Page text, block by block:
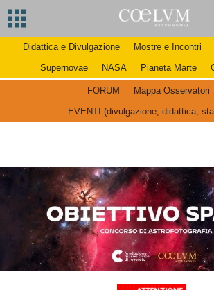
Didattica e Divulgazione Mostre e Incontri
Supernovae
NASA Pianeta Marte
FORUM
Mappa Osservatori
EVENTI (divulgazione, didattica,